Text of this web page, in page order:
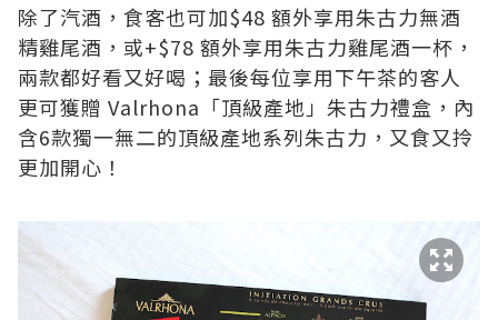
除了汽酒， 食客也可加$48 額外享用朱古力無酒
精雞尾酒，或+$78 額外享用朱古力雞尾酒一杯，
兩款都好看又好喝；最後每位享用下午茶的客人
更可獲贈 Valrhona「頂級產地」朱古力禮盒，內
含6款獨一無二的頂級產地系列朱古力，又食又拎
更加開心！